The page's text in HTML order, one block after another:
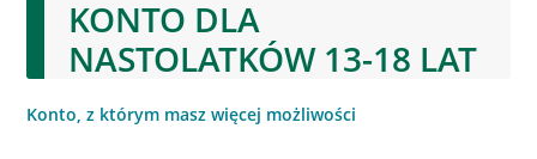
KONTO DLA
NASTOLATKÓW 13-18 LAT
Konto, z którym masz więcej możliwości